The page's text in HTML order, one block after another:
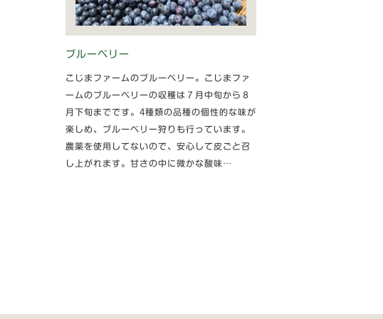
ブルーベリー
こじまファームのブルーベリー。こじまファ
ームのブルーベリーの収穫は７月中旬から８
月下旬までです。4種類の品種の個性的な味が
楽しめ、ブルーベリー狩りも行っています。
農薬を使用してないので、安心して皮ごと召
し上がれます。甘さの中に微かな酸味…